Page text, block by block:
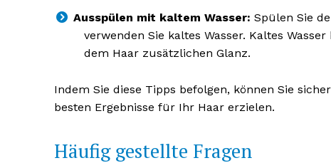
Ausspülen mit kaltem Wasser: Spülen Sie
verwenden Sie kaltes Wasser. Kaltes
dem Haar zusätzlichen Glanz.
Indem Sie diese Tipps befolgen, können Sie
besten Ergebnisse für Ihr Haar erzielen.
Häufig gestellte Fragen